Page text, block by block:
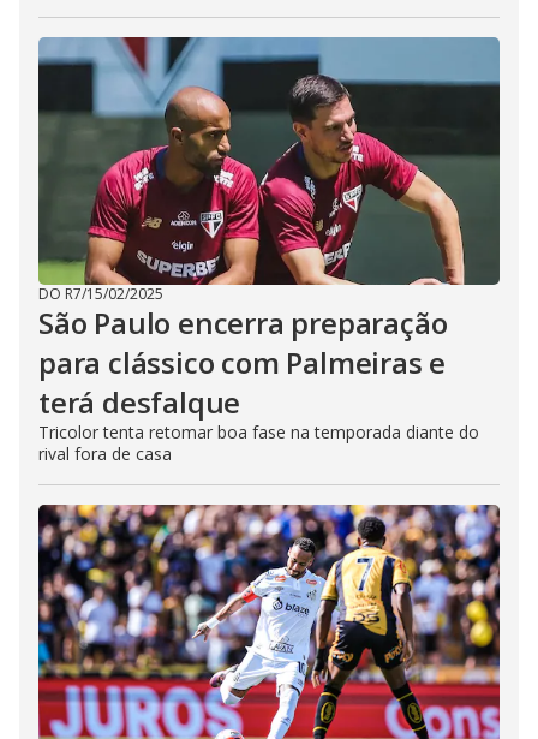
DO R7/15/02/2025
São Paulo encerra preparação
para clássico com Palmeiras e
terá desfalque
Tricolor tenta retomar boa fase na temporada diante do
rival fora de casa